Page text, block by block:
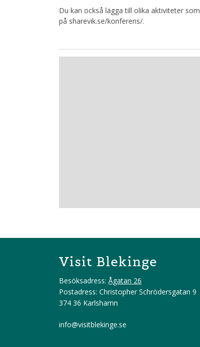
Du kan också lägga till olika aktiviteter
på sharevik.se/konferens/.
Visit Blekinge
Besöksadress: Ågatan 26
Postadress: Christopher Schrödersgatan 9
374 36 Karlshamn
info@visitblekinge.se